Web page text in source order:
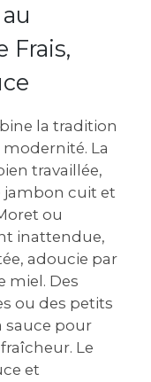
la tradition
La
travaillée‚
jambon cuit et
ou
inattendue‚
adoucie par
miel. Des
ou des petits
sauce pour
Le
et